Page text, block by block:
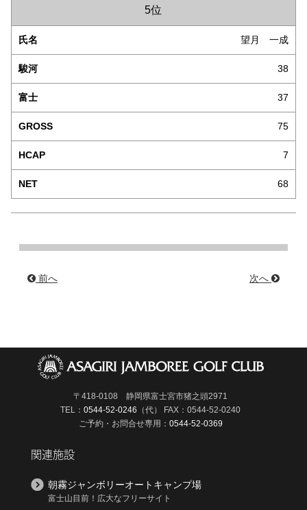
5位
望月 一成
38
37
75
7
68
前へ 次へ
〒418-0108 静岡県富士宮市猪之頭2971
TEL：0544-52-0246 （代）
FAX：0544-52-0240
ご予約・お問合せ専用： 0544-52-0369
関連施設
朝霧ジャンボリーオートキャンプ場
富士山目前！広大なフリーサイト